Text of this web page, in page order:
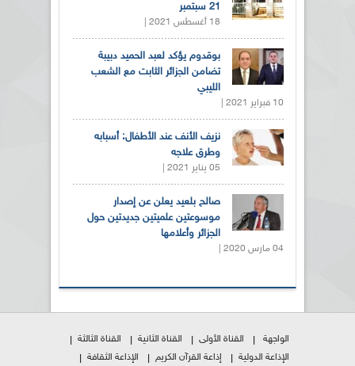
21 سبتمبر
18 أغسطس 2021 |
بوقدوم يؤكد لعبد الحميد دبيبة
تضامن الجزائر الثابت مع الشعب
الليبي
10 فبراير 2021 |
نزيف الأنف عند الأطفال: أسبابه
وطرق علاجه
05 يناير 2021 |
صالح بلعيد يعلن عن إصدار
موسوعتين علميتين جديدتين حول
الجزائر وأعلامها
04 مارس 2020 |
الواجهة القناة الأولى القناة الثانية
القناة الثالثة
الإذاعة الدولية
إذاعة القرآن الكريم الإذاعة الثقافة